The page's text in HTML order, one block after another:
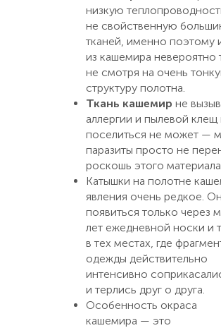
низкую
не свойственную
тканей, именно поэтому
из кашемира невероятно
не смотря на очень
структуру полотна.
Ткань кашемир не
аллергии и пылевой клещ
поселиться не может —
паразиты просто не
роскошь этого
Катышки на полотне
явления очень редкое.
появиться только через
лет ежедневной носки и
в тех местах, где
одежды действительно
интенсивно
и терлись друг о друга.
Особенность окраса
кашемира — это